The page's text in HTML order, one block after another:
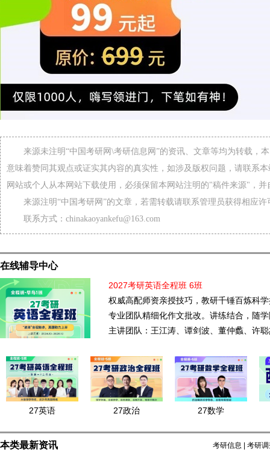
来源未注明“中国考研网\考研信息网”的资讯、文章等均为转载，
意味着赞同其观点或证实其内容的真实性，如涉及版权问题，请联系
网站或个人从本网站下载使用，必须保留本网站注明的"稿件来源"，
来源注明“中国考研网”的文章，若需转载请联系管理员获得相应许
联系方式：chinakaoyankefu@163.com
在线辅导中心
2027考研英语全程班 6班
权威高配师资亲授技巧，教研千锤百炼科
专业团队精细化作文批改。讲练结合，随
主讲团队：王江涛、谭剑波、董仲蠡、许
27英语 27政治 27数学
本类最新资讯 考研信息 考研